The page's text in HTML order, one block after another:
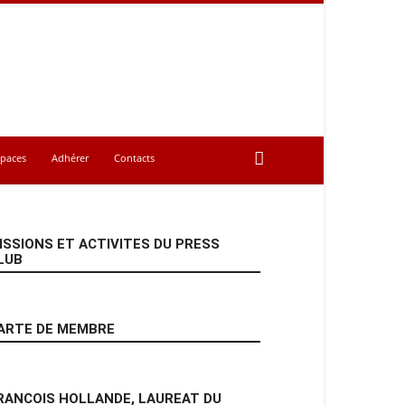
Adhérer Contacts
ET ACTIVITES DU PRESS
DE MEMBRE
HOLLANDE, LAUREAT DU